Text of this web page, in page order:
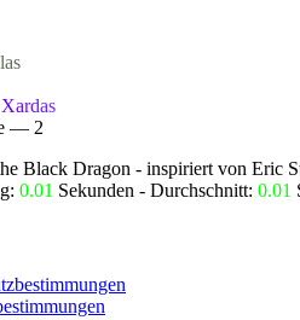
Xardas
— 2
Black Dragon - inspiriert von Eric
0.01 Sekunden - Durchschnitt: 0.01